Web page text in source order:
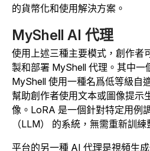
的貨幣化和使用解決方案。
MyShell AI 代理
使用上述三種主要模式，創作者
製和部署 MyShell 代理。其中一
MyShell 使用一種名爲低等級自
幫助創作者使用文本或圖像提示
像。 LoRA 是一個針對特定用例
（LLM） 的系統，無需重新訓練
平台的另一種 AI 代理是視頻生